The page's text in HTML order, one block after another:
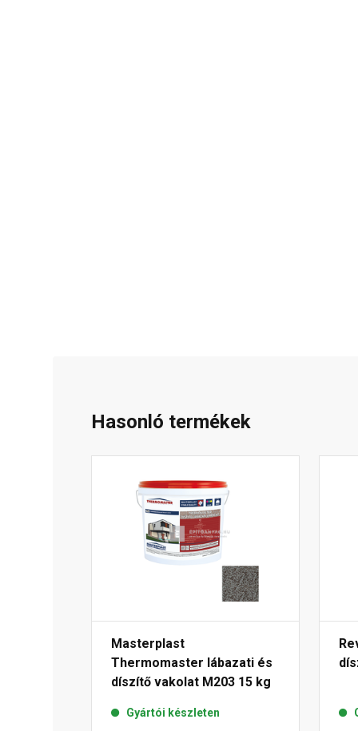
Hasonló termékek
Masterplast
Thermomaster lábazati és
díszítő vakolat M203 15 kg
Gyártói készleten